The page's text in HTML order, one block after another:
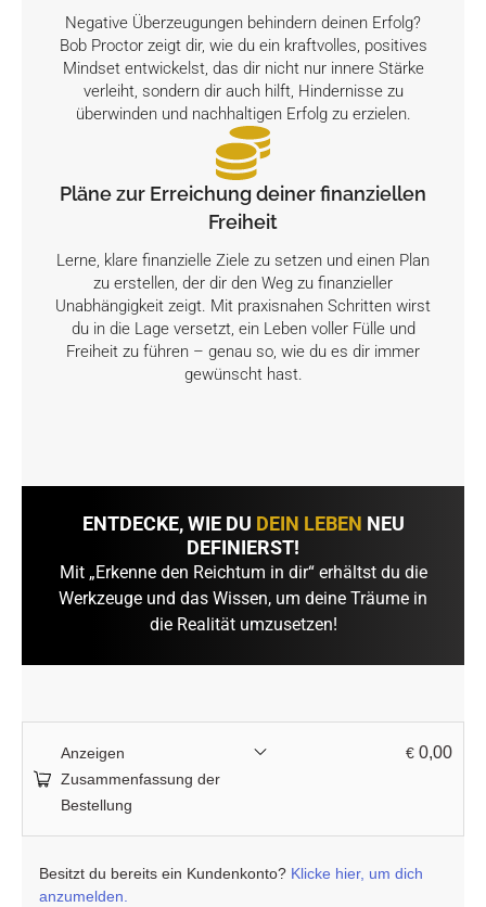
Negative Überzeugungen behindern deinen Erfolg?
Bob Proctor zeigt dir, wie du ein kraftvolles, positives
Mindset entwickelst, das dir nicht nur innere Stärke
verleiht, sondern dir auch hilft, Hindernisse zu
überwinden und nachhaltigen Erfolg zu erzielen.
Pläne zur Erreichung deiner finanziellen
Freiheit
Lerne, klare finanzielle Ziele zu setzen und einen Plan
zu erstellen, der dir den Weg zu finanzieller
Unabhängigkeit zeigt. Mit praxisnahen Schritten wirst
du in die Lage versetzt, ein Leben voller Fülle und
Freiheit zu führen – genau so, wie du es dir immer
gewünscht hast.
ENTDECKE, WIE DU DEIN LEBEN NEU
DEFINIERST!
Mit „Erkenne den Reichtum in dir“ erhältst du die
Werkzeuge und das Wissen, um deine Träume in
die Realität umzusetzen!
Anzeigen
Zusammenfassung der
Bestellung
€ 0,00
Besitzt du bereits ein Kundenkonto? Klicke hier, um dich
anzumelden.